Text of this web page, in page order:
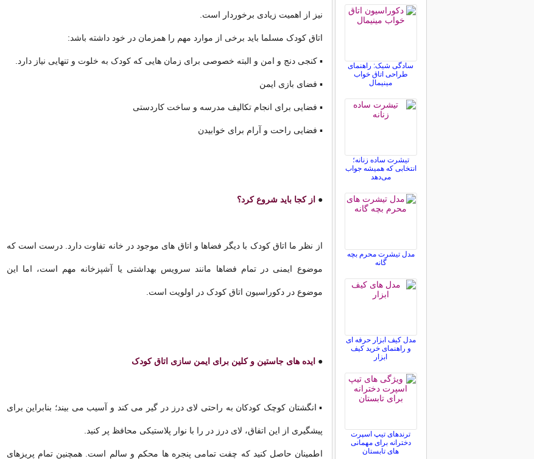
نیز از اهمیت زیادی برخوردار است.
اتاق کودک مسلما باید برخی از موارد مهم را همزمان در خود داشته باشد:
▪ کنجی دنج و امن و البته خصوصی برای زمان هایی که کودک به خلوت و تنهایی نیاز دارد.
▪ فضای بازی ایمن
▪ فضایی برای انجام تکالیف مدرسه و ساخت کاردستی
▪ فضایی راحت و آرام برای خوابیدن
● از کجا باید شروع کرد؟
از نظر ما اتاق کودک با دیگر فضاها و اتاق های موجود در خانه تفاوت دارد. درست است که
موضوع ایمنی در تمام فضاها مانند سرویس بهداشتی یا آشپزخانه مهم است، اما این
موضوع در دکوراسیون اتاق کودک در اولویت است.
● ایده های جاستین و کلین برای ایمن سازی اتاق کودک
▪ انگشتان کوچک کودکان به راحتی لای درز در گیر می کند و آسیب می بیند؛ بنابراین برای
پیشگیری از این اتفاق، لای درز در را با نوار پلاستیکی محافظ پر کنید.
اطمینان حاصل کنید که چفت تمامی پنجره ها محکم و سالم است. همچنین تمام پریزهای
سادگی شیک: راهنمای
طراحی اتاق خواب
مینیمال
تیشرت ساده زنانه؛
انتخابی که همیشه جواب
می‌دهد
مدل تیشرت محرم بچه
گانه
مدل کیف ابزار حرفه ای
و راهنمای خرید کیف
ابزار
ترندهای تیپ اسپرت
دخترانه برای مهمانی
های تابستان